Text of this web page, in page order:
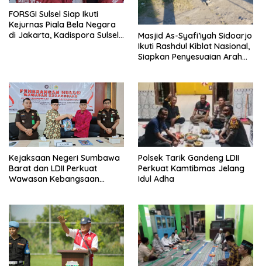
FORSGI Sulsel Siap Ikuti
Kejurnas Piala Bela Negara
di Jakarta, Kadispora Sulsel
Masjid As-Syafi’iyah Sidoarjo
Ikuti Rashdul Kiblat Nasional,
Siapkan Penyesuaian Arah
Kejaksaan Negeri Sumbawa
Barat dan LDII Perkuat
Wawasan Kebangsaan
Polsek Tarik Gandeng LDII
Perkuat Kamtibmas Jelang
Idul Adha